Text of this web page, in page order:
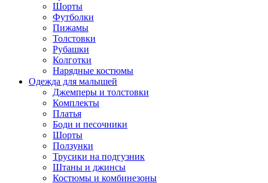
Шорты
Футболки
Пижамы
Толстовки
Рубашки
Колготки
Нарядные костюмы
Одежда для малышей
Джемперы и толстовки
Комплекты
Платья
Боди и песочники
Шорты
Ползунки
Трусики на подгузник
Штаны и джинсы
Костюмы и комбинезоны